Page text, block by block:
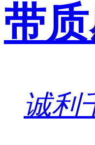
带
诚利